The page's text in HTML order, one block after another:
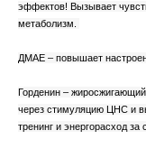
эффектов! Вызывает
метаболизм.
ДМАЕ – повышает
Горденин –
через стимуляцию ЦНС и
тренинг и энергорасход за